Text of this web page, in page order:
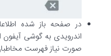
در صفحه باز شده
اندرویدی به گوشی آیفون
صورت نیاز فهرست